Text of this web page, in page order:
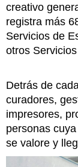
creativo
registra más
Servicios de
otros
Detrás de
curadores,
impresores,
personas
se valore y